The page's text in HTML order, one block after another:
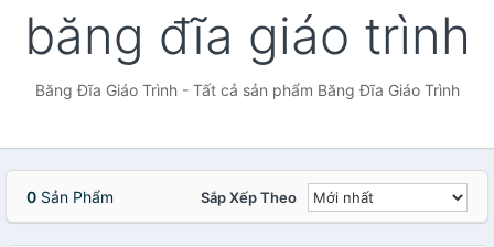
băng đĩa giáo trình
Băng Đĩa Giáo Trình - Tất cả sản phẩm Băng Đĩa Giáo Trình
0 Sản Phẩm Sắp Xếp Theo